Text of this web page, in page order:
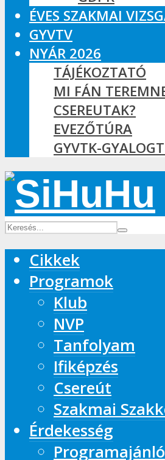
ÉVES SZAKMAI
GYVTV
NYÁR 2026
TÁJÉKOZTATÓ
MI FÁN
CSEREUTAK?
EVEZŐTÚRA
GYVTK-
Cikkek
Programok
Klub
NVP
Tanfolyam
Ifiképzés
Csereút
Szakmai
Érdekesség
Programajánló